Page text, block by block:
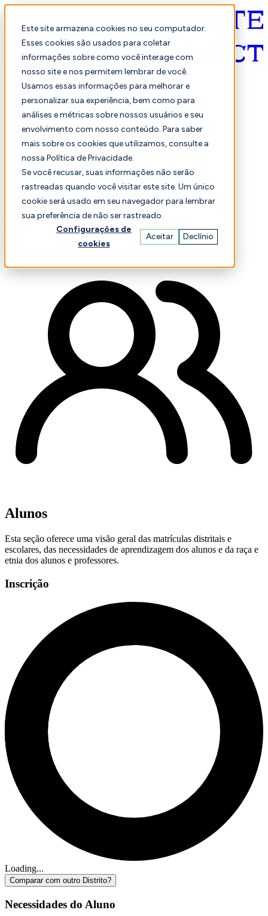
Este site armazena cookies no seu computador.
Esses cookies são usados para coletar
informações sobre como você interage com
nosso site e nos permitem lembrar de você.
Usamos essas informações para melhorar e
personalizar sua experiência, bem como para
análises e métricas sobre nossos usuários e seu
envolvimento com nosso conteúdo. Para saber
mais sobre os cookies que utilizamos, consulte a
nossa Política de Privacidade.
Se você recusar, suas informações não serão
rastreadas quando você visitar este site. Um único
cookie será usado em seu navegador para lembrar
sua preferência de não ser rastreado.
Configurações de
cookies
Aceitar Declínio
Português
Selecionado Comparação
Finança Desempenho
Alunos
Esta seção oferece uma visão geral das matrículas distritais e
escolares, das necessidades de aprendizagem dos alunos e da raça e
etnia dos alunos e professores.
Inscrição
Loading...
Comparar com outro Distrito?
Necessidades do Aluno